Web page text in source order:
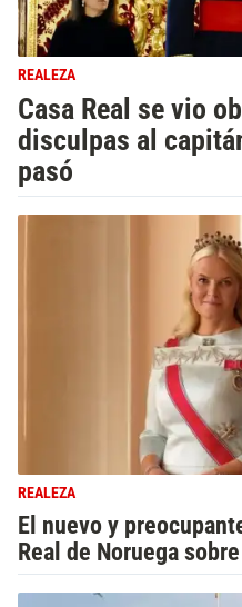
REALEZA
Casa Real se vio
disculpas al
pasó
REALEZA
El nuevo y
Real de Noruega